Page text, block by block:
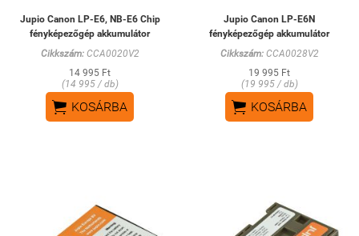
Jupio Canon LP-E6, NB-E6 Chip
fényképezőgép akkumulátor
Cikkszám:CCA0020V2
14 995 Ft
(14 995 / db)
 KOSÁRBA
Jupio Canon LP-E6N
fényképezőgép akkumulátor
Cikkszám:CCA0028V2
19 995 Ft
(19 995 / db)
 KOSÁRBA